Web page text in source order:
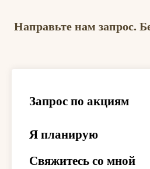
Направьте нам запрос.
Запрос по акциям
Я планирую
Свяжитесь со мной